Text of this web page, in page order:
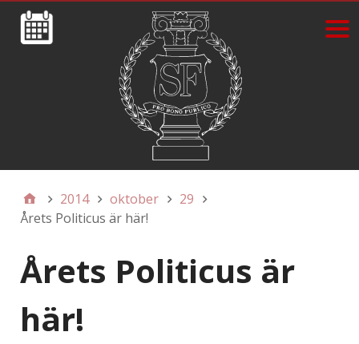
2014 oktober
29
Årets Politicus är här!
Årets Politicus är
här!